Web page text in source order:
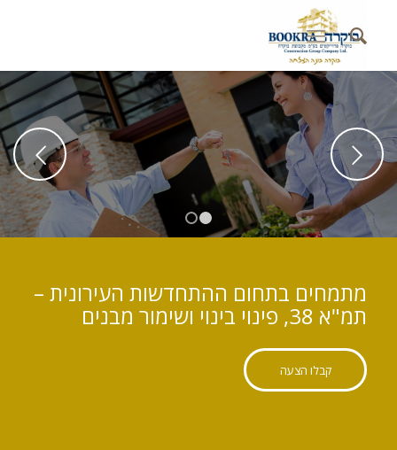
בוקרה פרויקטים
מתמחים ביזמות ושמאות מקרקעין. פינוי בינוי, תמ"א 38
קרא עוד קבלו הצעה
Previous
1 2
מתמחים בתחום ההתחדשות העירונית –
תמ"א 38, פינוי בינוי ושימור מבנים
קבלו הצעה